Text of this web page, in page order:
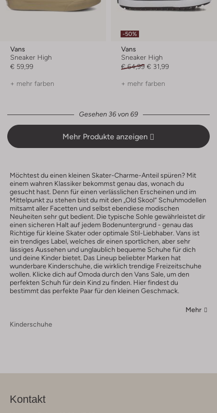
Vans
Sneaker High
€ 59,99
+ mehr farben
-50%
Vans
Sneaker High
€ 64,99 € 31,99
+ mehr farben
Gesehen 36 von 69
Mehr Produkte anzeigen
Möchtest du einen kleinen Skater-Charme-Anteil spüren? Mit
einem wahren Klassiker bekommst genau das, wonach du
gesucht hast. Denn für einen verlässlichen Erscheinen und im
Mittelpunkt zu stehen bist du mit den „Old Skool“ Schuhmodellen
mitsamt aller Facetten und selbst ebendiese modischen
Neuheiten sehr gut bedient. Die typische Sohle gewährleistet dir
einen sicheren Halt auf jedem Bodenuntergrund - genau das
Richtige für kleine Skater oder optimale Stil-Liebhaber. Vans ist
ein trendiges Label, welches dir einen sportlichen, aber sehr
lässiges Aussehen und unglaublich bequeme Schuhe für dich
und deine Kinder bietet. Das Lineup beliebter Marken hat
wunderbare Kinderschuhe, die wirklich trendige Freizeitschuhe
wollen. Klicke dich auf Omoda durch den Vans Sale, um den
perfekten Schuh für dein Kind zu finden. Hier findest du
bestimmt das perfekte Paar für den kleinen Geschmack.
Mehr
Kinderschuhe
Kontakt